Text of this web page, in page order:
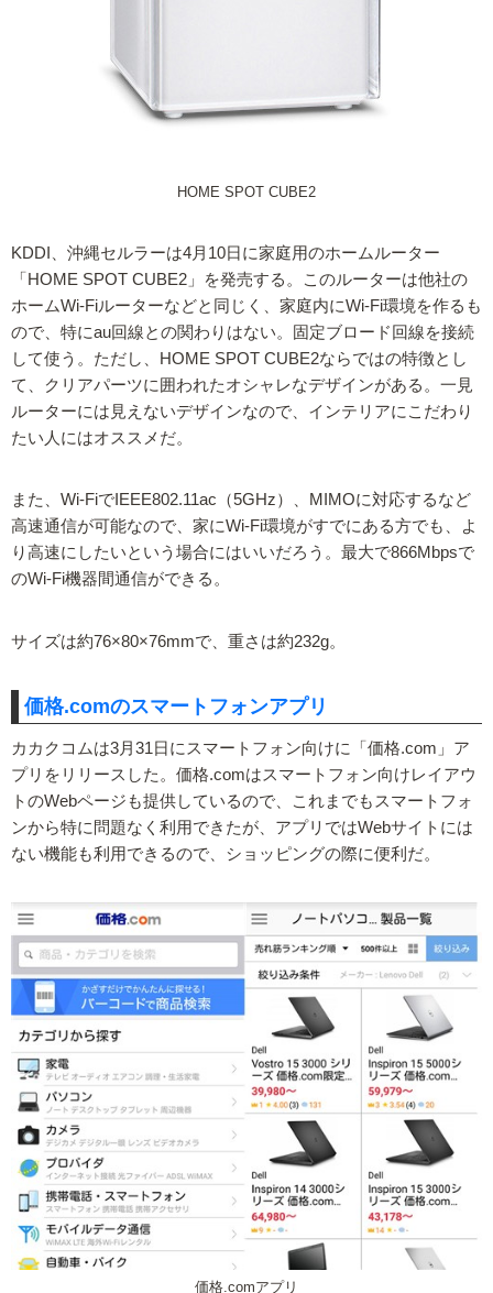
HOME SPOT CUBE2
KDDI、沖縄セルラーは4月10日に家庭用のホームルーター
「HOME SPOT CUBE2」を発売する。このルーターは他社の
ホームWi-Fiルーターなどと同じく、家庭内にWi-Fi環境を作るも
ので、特にau回線との関わりはない。固定ブロード回線を接続
して使う。ただし、HOME SPOT CUBE2ならではの特徴とし
て、クリアパーツに囲われたオシャレなデザインがある。一見
ルーターには見えないデザインなので、インテリアにこだわり
たい人にはオススメだ。
また、Wi-FiでIEEE802.11ac（5GHz）、MIMOに対応するなど
高速通信が可能なので、家にWi-Fi環境がすでにある方でも、よ
り高速にしたいという場合にはいいだろう。最大で866Mbpsで
のWi-Fi機器間通信ができる。
サイズは約76×80×76mmで、重さは約232g。
価格.comのスマートフォンアプリ
カカクコムは3月31日にスマートフォン向けに「価格.com」ア
プリをリリースした。価格.comはスマートフォン向けレイアウ
トのWebページも提供しているので、これまでもスマートフォ
ンから特に問題なく利用できたが、アプリではWebサイトには
ない機能も利用できるので、ショッピングの際に便利だ。
価格.comアプリ